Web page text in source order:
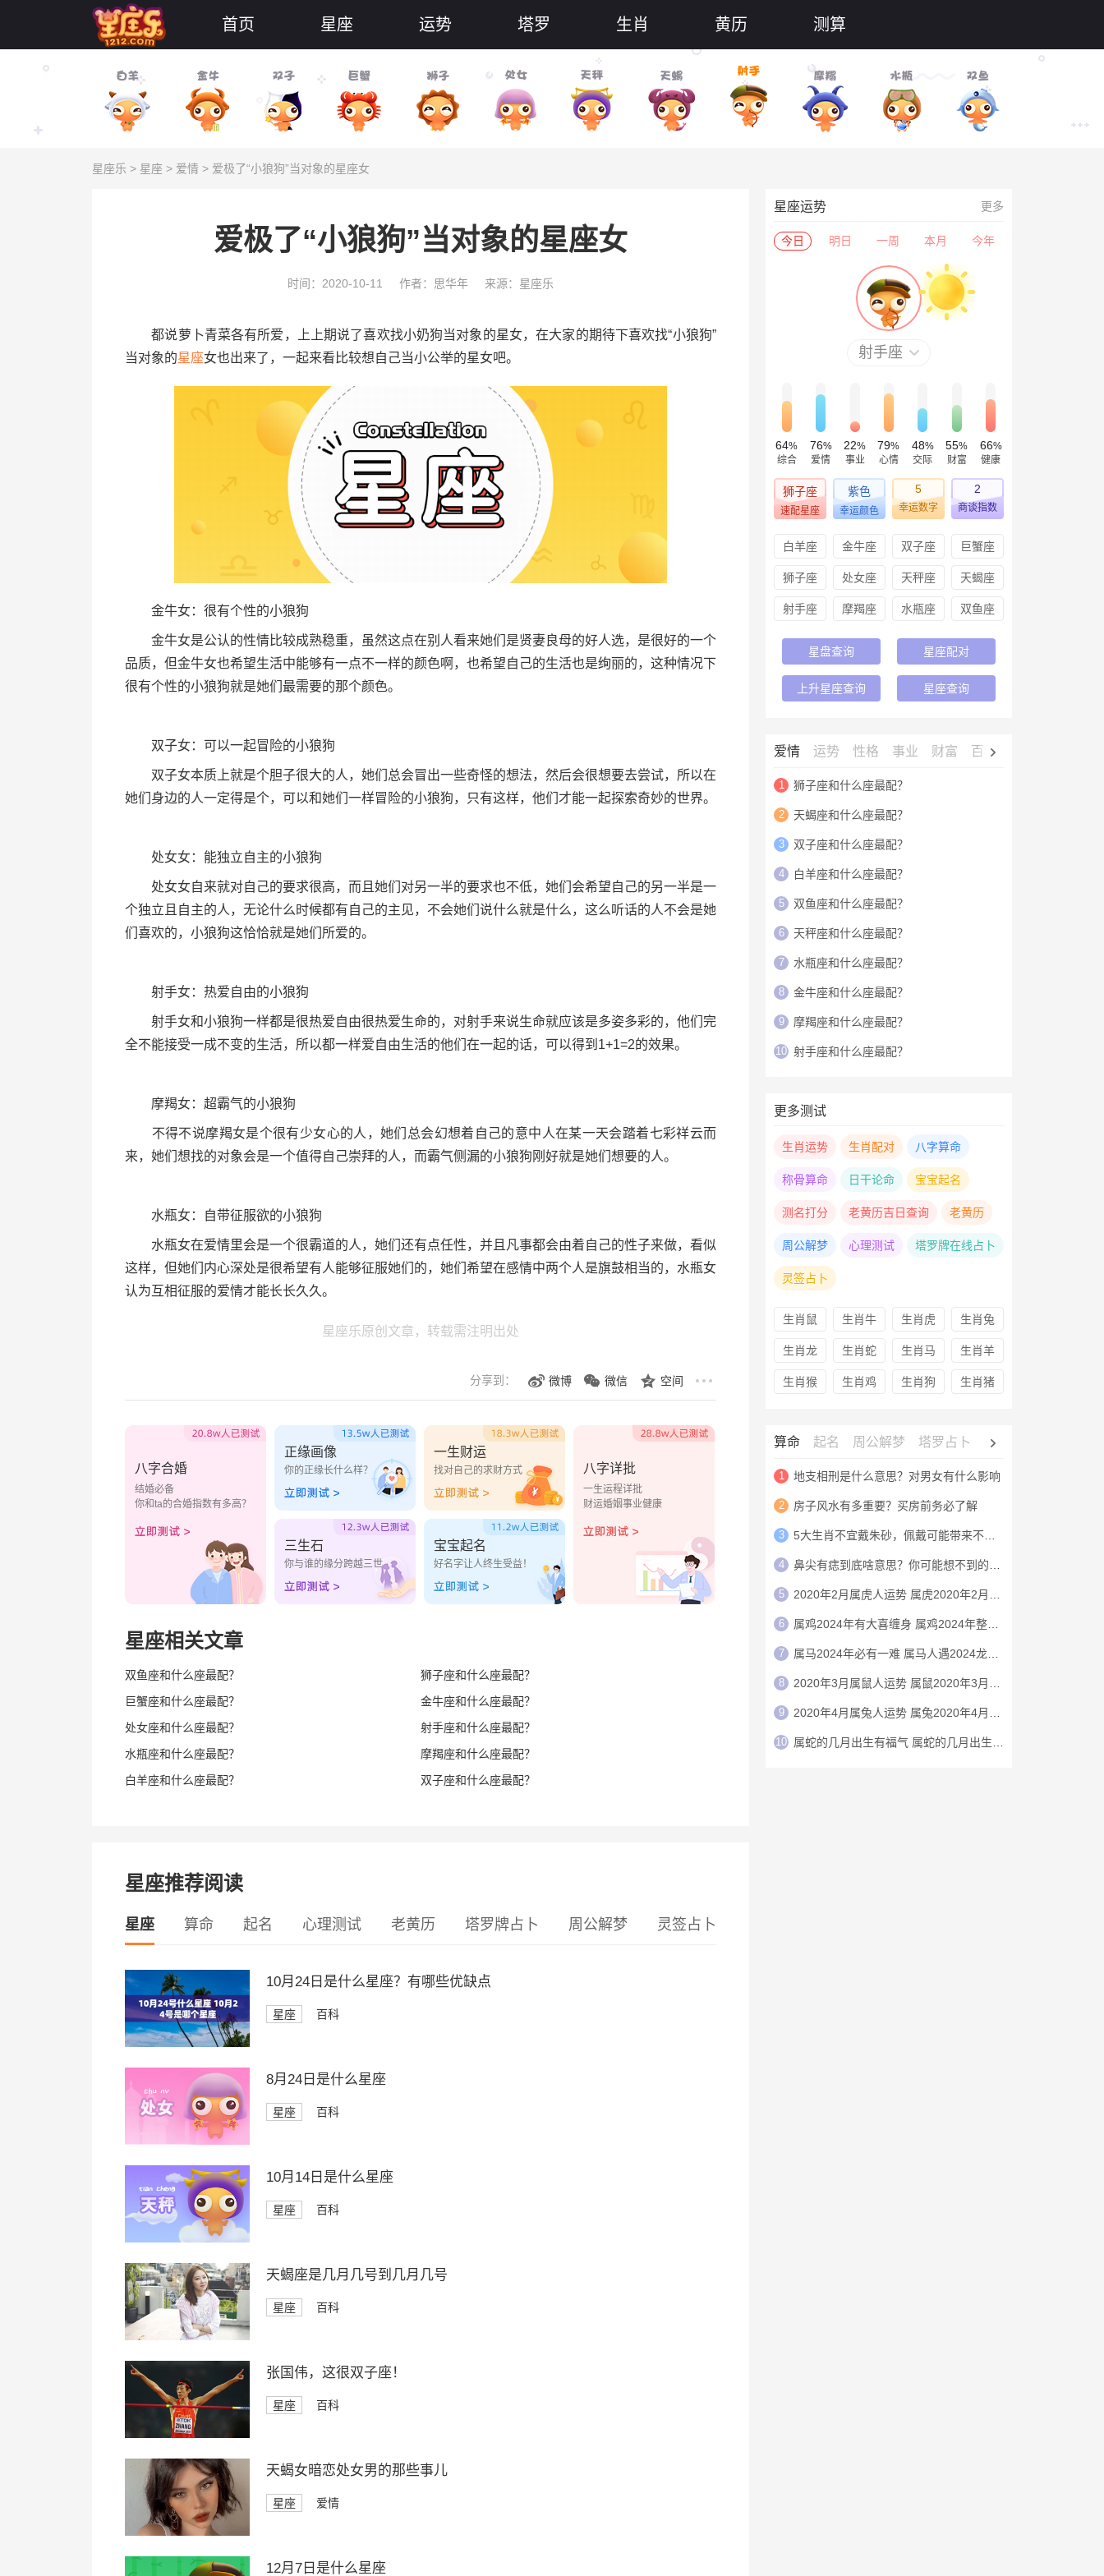
首页 星座 运势 塔罗 生肖 黄历 测算
星座乐 > 星座 > 爱情 > 爱极了“小狼狗”当对象的星座女
爱极了“小狼狗”当对象的星座女
时间：2020-10-11 作者：思华年 来源：星座乐
都说萝卜青菜各有所爱，上上期说了喜欢找小奶狗当对象的星女，在大家的期待下喜欢找“小狼狗”
当对象的星座女也出来了，一起来看比较想自己当小公举的星女吧。
金牛女：很有个性的小狼狗
金牛女是公认的性情比较成熟稳重，虽然这点在别人看来她们是贤妻良母的好人选，是很好的一个
品质，但金牛女也希望生活中能够有一点不一样的颜色啊，也希望自己的生活也是绚丽的，这种情况下
很有个性的小狼狗就是她们最需要的那个颜色。
双子女：可以一起冒险的小狼狗
双子女本质上就是个胆子很大的人，她们总会冒出一些奇怪的想法，然后会很想要去尝试，所以在
她们身边的人一定得是个，可以和她们一样冒险的小狼狗，只有这样，他们才能一起探索奇妙的世界。
处女女：能独立自主的小狼狗
处女女自来就对自己的要求很高，而且她们对另一半的要求也不低，她们会希望自己的另一半是一
个独立且自主的人，无论什么时候都有自己的主见，不会她们说什么就是什么，这么听话的人不会是她
们喜欢的，小狼狗这恰恰就是她们所爱的。
射手女：热爱自由的小狼狗
射手女和小狼狗一样都是很热爱自由很热爱生命的，对射手来说生命就应该是多姿多彩的，他们完
全不能接受一成不变的生活，所以都一样爱自由生活的他们在一起的话，可以得到1+1=2的效果。
摩羯女：超霸气的小狼狗
不得不说摩羯女是个很有少女心的人，她们总会幻想着自己的意中人在某一天会踏着七彩祥云而
来，她们想找的对象会是一个值得自己崇拜的人，而霸气侧漏的小狼狗刚好就是她们想要的人。
水瓶女：自带征服欲的小狼狗
水瓶女在爱情里会是一个很霸道的人，她们还有点任性，并且凡事都会由着自己的性子来做，看似
这样，但她们内心深处是很希望有人能够征服她们的，她们希望在感情中两个人是旗鼓相当的，水瓶女
认为互相征服的爱情才能长长久久。
星座乐原创文章，转载需注明出处
分享到： 微博 微信 空间
八字合婚
结婚必备
你和ta的合婚指数有多高？
正缘画像
你的正缘长什么样？
一生财运
找对自己的求财方式
三生石
你与谁的缘分跨越三世
宝宝起名
好名字让人终生受益！
八字详批
一生运程详批
财运婚姻事业健康
星座相关文章
双鱼座和什么座最配？
狮子座和什么座最配？
巨蟹座和什么座最配？
金牛座和什么座最配？
处女座和什么座最配？
射手座和什么座最配？
水瓶座和什么座最配？
摩羯座和什么座最配？
白羊座和什么座最配？
双子座和什么座最配？
星座推荐阅读
星座 算命 起名 心理测试 老黄历 塔罗牌占卜 周公解梦 灵签占卜
10月24日是什么星座？有哪些优缺点
星座 百科
8月24日是什么星座
星座 百科
10月14日是什么星座
星座 百科
天蝎座是几月几号到几月几号
星座 百科
张国伟，这很双子座！
星座 百科
天蝎女暗恋处女男的那些事儿
星座 爱情
12月7日是什么星座
星座运势 更多
今日 明日 一周 本月 今年
射手座
64%
综合
76%
爱情
22%
事业
79%
心情
48%
交际
55%
财富
66%
健康
狮子座
速配星座
紫色
幸运颜色
5
幸运数字
2
商谈指数
白羊座 金牛座 双子座 巨蟹座
狮子座 处女座 天秤座 天蝎座
射手座 摩羯座 水瓶座 双鱼座
星盘查询 星座配对
上升星座查询 星座查询
爱情 运势 性格 事业 财富 百科
1 狮子座和什么座最配？
2 天蝎座和什么座最配？
3 双子座和什么座最配？
4 白羊座和什么座最配？
5 双鱼座和什么座最配？
6 天秤座和什么座最配？
7 水瓶座和什么座最配？
8 金牛座和什么座最配？
9 摩羯座和什么座最配？
10 射手座和什么座最配？
更多测试
生肖运势 生肖配对 八字算命
称骨算命 日干论命 宝宝起名
测名打分 老黄历吉日查询 老黄历
周公解梦 心理测试 塔罗牌在线占卜
灵签占卜
生肖鼠 生肖牛 生肖虎 生肖兔
生肖龙 生肖蛇 生肖马 生肖羊
生肖猴 生肖鸡 生肖狗 生肖猪
算命 起名 周公解梦 塔罗占卜 心理测试
1 地支相刑是什么意思？对男女有什么影响
2 房子风水有多重要？买房前务必了解
3 5大生肖不宜戴朱砂，佩戴可能带来不利影响
4 鼻尖有痣到底啥意思？你可能想不到的财运玄机
5 2020年2月属虎人运势 属虎2020年2月运程
6 属鸡2024年有大喜缠身 属鸡2024年整体运势
7 属马2024年必有一难 属马人遇2024龙年运气如何
8 2020年3月属鼠人运势 属鼠2020年3月运程
9 2020年4月属兔人运势 属兔2020年4月运程
10 属蛇的几月出生有福气 属蛇的几月出生上等命